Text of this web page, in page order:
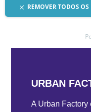
REMOVER TODOS OS
URBAN
A Urban Factory